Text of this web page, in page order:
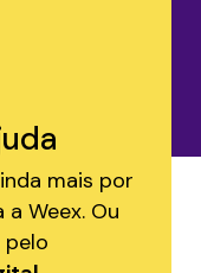
mais por
Weex. Ou